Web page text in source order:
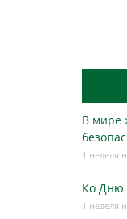
В мире
1 неделя
Ко Дню
1 неделя